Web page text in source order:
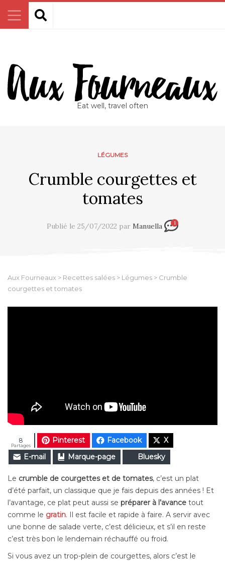
Eat well, travel often
LÉGUMES
Crumble courgettes et
tomates
Publié le 25/07/2022 par Manuella 1
Aux Fourneaux > Recettes salées > Légumes > Crumble
courgettes et tomates
Pinterest Facebook
X
E-mail
Marque-page Bluesky
Partages
8
Le crumble de courgettes et de tomates, c’est un plat
d’été parfait, un classique que je fais depuis des années ! Et
l’avantage, ce plat peut aussi se préparer à l’avance tout
comme le gratin. Il est facile et rapide à faire. A servir avec
une bonne de salade verte, c’est délicieux, et s’il en reste
c’est très bon le lendemain réchauffé ou froid.
Si vous avez un trop-plein de courgettes, alors c’est le